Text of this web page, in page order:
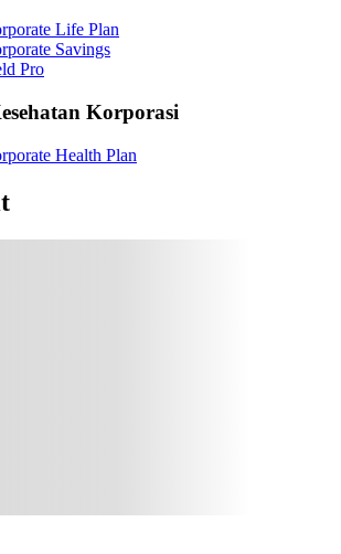
Life Plan
Savings
Pro
Korporasi
Health Plan